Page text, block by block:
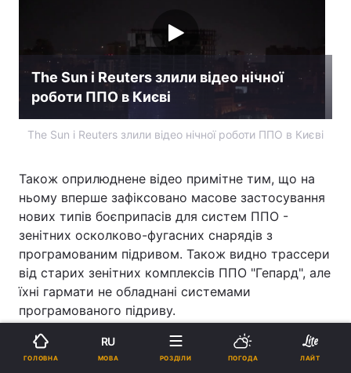
The Sun і Reuters злили відео нічної
роботи ППО в Києві
The Sun і Reuters злили відео нічної роботи ППО в Києві
Також оприлюднене відео примітне тим, що на
ньому вперше зафіксовано масове застосування
нових типів боєприпасів для систем ППО -
зенітних осколково-фугасних снарядів з
програмованим підривом. Також видно трассери
від старих зенітних комплексів ППО "Гепард", але
їхні гармати не обладнані системами
програмованого підриву.
ГОЛОВНА
RU
МОВА РОЗДІЛИ ПОГОДА ЛАЙТ